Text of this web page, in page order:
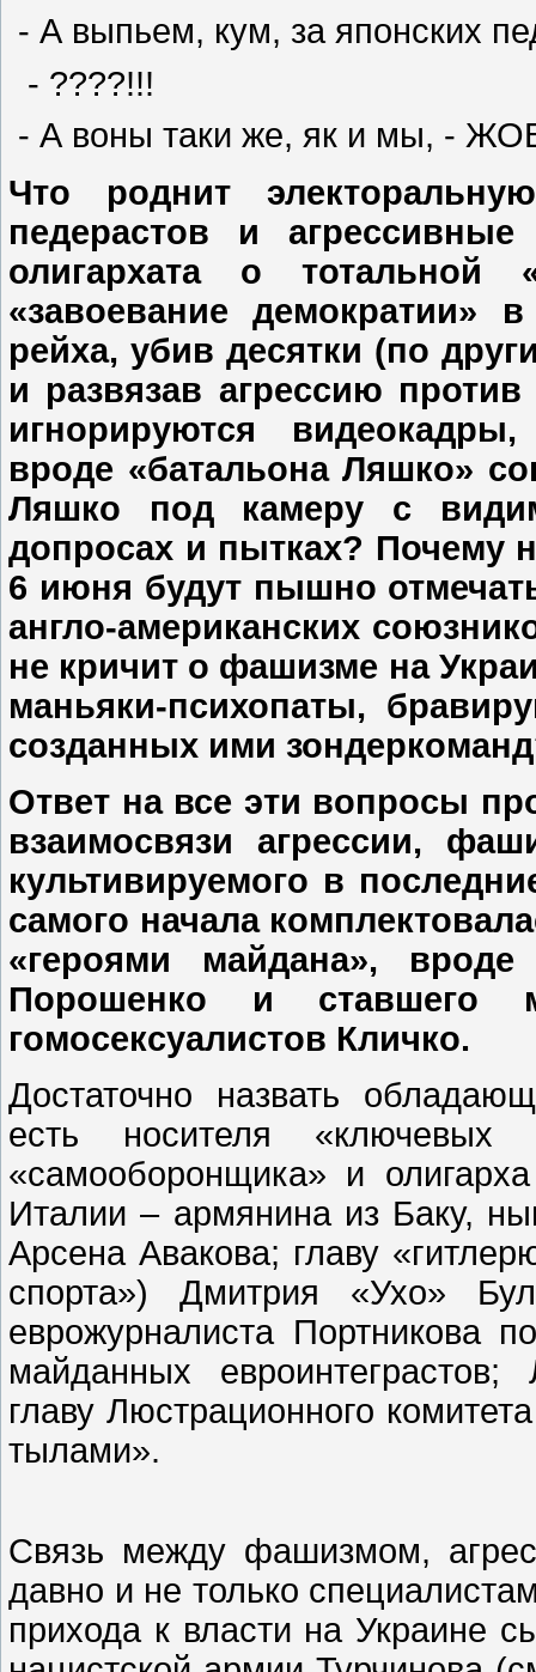
- А выпьем, кум, за японских
- ????!!!
- А воны таки же, як и мы, -
Что роднит
педерастов и агрессивные
олигархата о тотальной
«завоевание демократии»
рейха, убив десятки (по
и развязав агрессию
игнорируются
вроде «батальона Ляшко»
Ляшко под камеру с
допросах и пытках? Почему
6 июня будут пышно
англо-американских
не кричит о фашизме на
маньяки-психопаты,
созданных ими
Ответ на все эти вопросы
взаимосвязи агрессии,
культивируемого в
самого начала
«героями майдана»,
Порошенко и ставшего
гомосексуалистов Кличко.
Достаточно назвать
есть носителя «ключевых
«самооборонщика» и
Италии – армянина из Баку,
Арсена Авакова; главу
спорта») Дмитрия «Ухо»
еврожурналиста Портникова
майданных
главу Люстрационного
тылами».
Связь между фашизмом,
давно и не только
прихода к власти на Украине